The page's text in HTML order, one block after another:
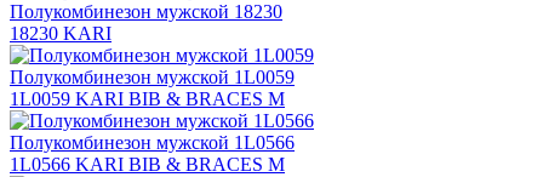
Полукомбинезон мужской 18230
18230 KARI
Полукомбинезон мужской 1L0059
1L0059 KARI BIB & BRACES M
Полукомбинезон мужской 1L0566
1L0566 KARI BIB & BRACES M